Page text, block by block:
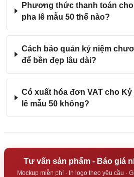
Phương thức thanh toán
pha lê mẫu 50 thế nào?
Cách bảo quản kỷ niệm
để bền đẹp lâu dài?
Có xuất hóa đơn VAT cho
lê mẫu 50 không?
Tư vấn sản phẩm - Báo giá
Mockup miễn phí · In logo theo yêu cầu ·